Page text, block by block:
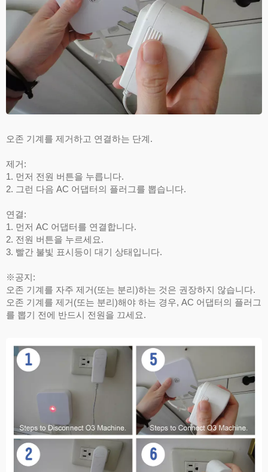
오존 기계를 제거하고 연결하는 단계.
제거:
1. 먼저 전원 버튼을 누릅니다.
2. 그런 다음 AC 어댑터의 플러그를 뽑습니다.
연결:
1. 먼저 AC 어댑터를 연결합니다.
2. 전원 버튼을 누르세요.
3. 빨간 불빛 표시등이 대기 상태입니다.
※공지:
오존 기계를 자주 제거(또는 분리)하는 것은 권장하지 않습니다.
오존 기계를 제거(또는 분리)해야 하는 경우, AC 어댑터의 플러그
를 뽑기 전에 반드시 전원을 끄세요.